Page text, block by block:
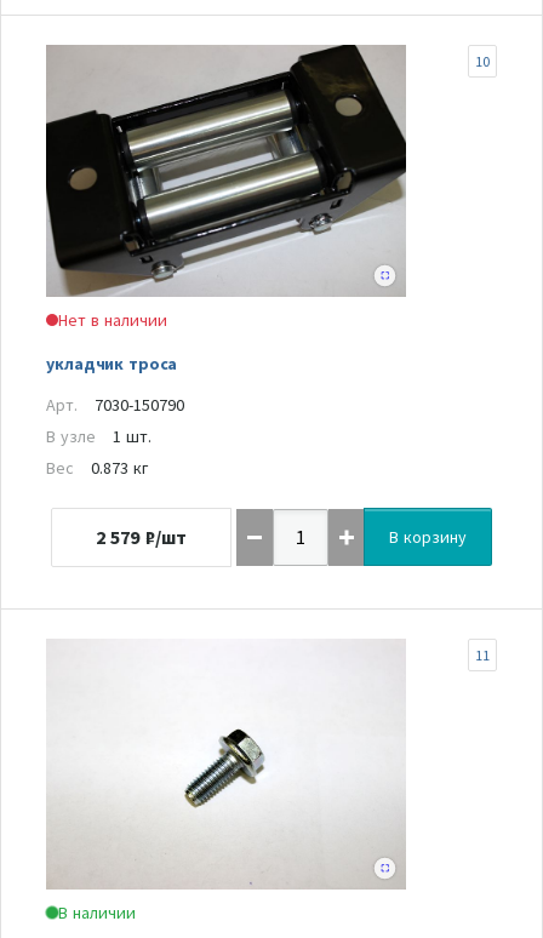
Нет в наличии
укладчик троса
10
Арт.
7030-150790
В узле
1 шт.
Вес
0.873 кг
2 579 ₽/шт В корзину
В наличии
11